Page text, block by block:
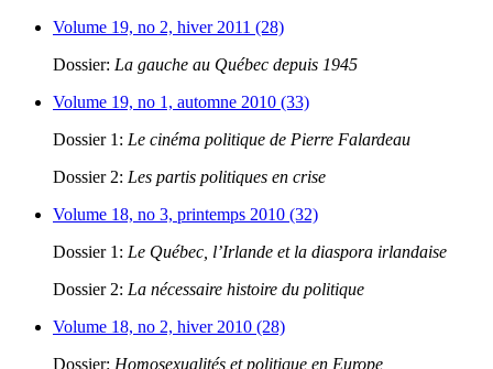
Volume 19, no 2, hiver 2011 (28)
Dossier: La gauche au Québec depuis 1945
Volume 19, no 1, automne 2010 (33)
Dossier 1: Le cinéma politique de Pierre Falardeau
Dossier 2: Les partis politiques en crise
Volume 18, no 3, printemps 2010 (32)
Dossier 1: Le Québec, l’Irlande et la diaspora irlandaise
Dossier 2: La nécessaire histoire du politique
Volume 18, no 2, hiver 2010 (28)
Dossier: Homosexualités et politique en Europe